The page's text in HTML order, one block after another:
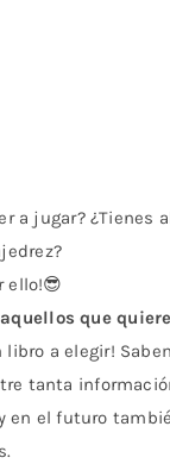
a jugar? ¿Tienes
ello!😎
que
libro a elegir!
tanta
en el futuro